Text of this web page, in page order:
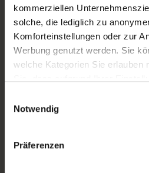
kommerziellen
solche, die lediglich zu
Komforteinstellungen oder zur
Werbung genutzt werden. Sie
welche Kategorien Sie erlauben
Weitere Informationen finden Sie
Notwendig
Präferenzen
Grafikkarte:
Grafikkartenspeicher: 4
Webcam: Ja
LTE: Ja
Fingerprintreader:
Betriebssystem: